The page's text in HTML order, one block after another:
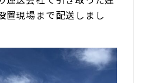
置現場まで配送しまし